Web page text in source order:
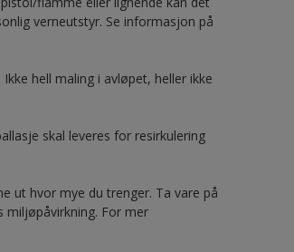
verneutstyr. Se informasjon på
hell maling i avløpet, heller ikke
skal leveres for resirkulering
ut hvor mye du trenger. Ta vare på
miljøpåvirkning. For mer